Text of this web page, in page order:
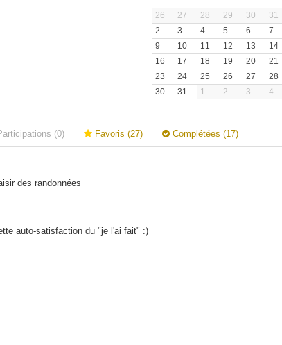
26 27 28 29 30 31
2
3 4 5 6 7
9
10 11 12 13 14
16
17 18 19 20 21
23
24 25 26 27 28
30
31 1 2 3 4
(0) Favoris (27) Complétées (17)
des randonnées
auto-satisfaction du "je l'ai fait" :)